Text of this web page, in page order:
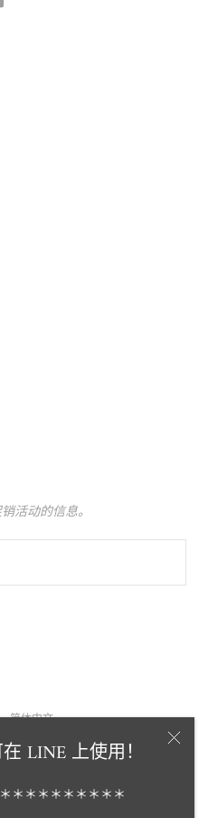
LINE 上使用！
＊＊＊＊＊＊＊＊＊
活动的信息。
语
言
简体中文
成真珠 公式通販ショップ